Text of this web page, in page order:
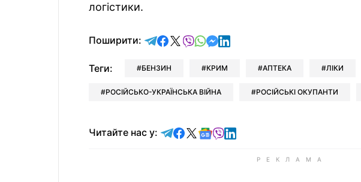
логістики.
Поширити: відправити у Telegram
поділитись у Facebook
поділитись у X
відправити у Viber
відправити у Whatsapp
відправити у Messenger
відправити у LinkedIn
Теги: БЕНЗИН КРИМ АПТЕКА ЛІКИ
РОСІЙСЬКО-УКРАЇНСЬКА ВІЙНА РОСІЙСЬКІ ОКУПАНТИ
Читайте нас у: Читайте у Telegram
Читайте у Facebook
Читайте у X
Читайте у Google news
Читайте у Viber
Читайте у LinkedIn